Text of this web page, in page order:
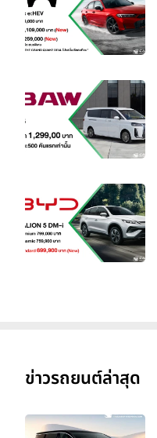
ข่าวรถยนต์ล่าสุด